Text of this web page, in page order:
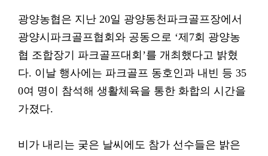
광양농협은 지난 20일 광양동천파크골프장에서
광양시파크골프협회와 공동으로 ‘제7회 광양농
협 조합장기 파크골프대회’를 개최했다고 밝혔
다. 이날 행사에는 파크골프 동호인과 내빈 등 35
0여 명이 참석해 생활체육을 통한 화합의 시간을
가졌다.
비가 내리는 궂은 날씨에도 참가 선수들은 밝은